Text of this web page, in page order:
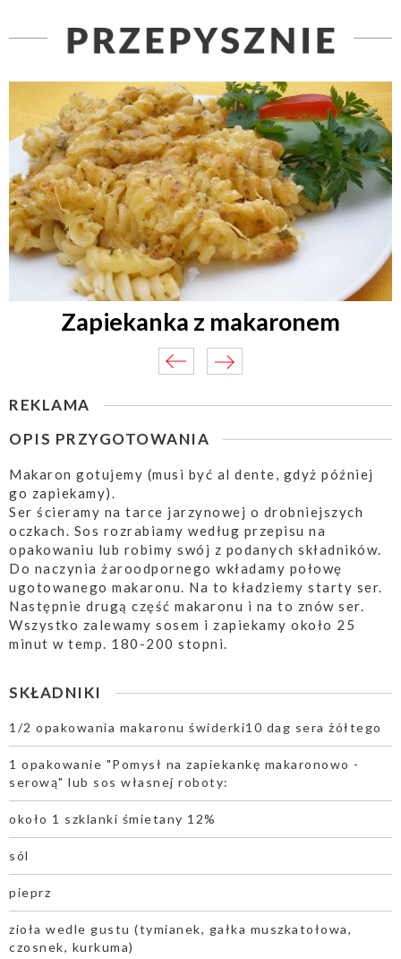
Zapiekanka z makaronem
REKLAMA
OPIS PRZYGOTOWANIA
Makaron gotujemy (musi być al dente, gdyż później
go zapiekamy).
Ser ścieramy na tarce jarzynowej o drobniejszych
oczkach. Sos rozrabiamy według przepisu na
opakowaniu lub robimy swój z podanych składników.
Do naczynia żaroodpornego wkładamy połowę
ugotowanego makaronu. Na to kładziemy starty ser.
Następnie drugą część makaronu i na to znów ser.
Wszystko zalewamy sosem i zapiekamy około 25
minut w temp. 180-200 stopni.
SKŁADNIKI
1/2 opakowania makaronu świderki10 dag sera żółtego
1 opakowanie "Pomysł na zapiekankę makaronowo -
serową" lub sos własnej roboty:
około 1 szklanki śmietany 12%
sól
pieprz
zioła wedle gustu (tymianek, gałka muszkatołowa,
czosnek, kurkuma)